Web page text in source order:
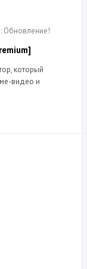
Обновление!
который
видео и